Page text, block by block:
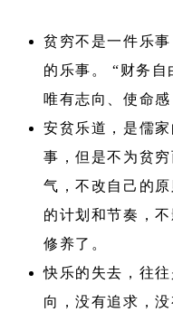
贫穷不是一件乐
的乐事。 “财务自
唯有志向、使命
安贫乐道，是儒
事，但是不为贫
气，不改自己的
的计划和节奏，
修养了。
快乐的失去，往
向，没有追求，没